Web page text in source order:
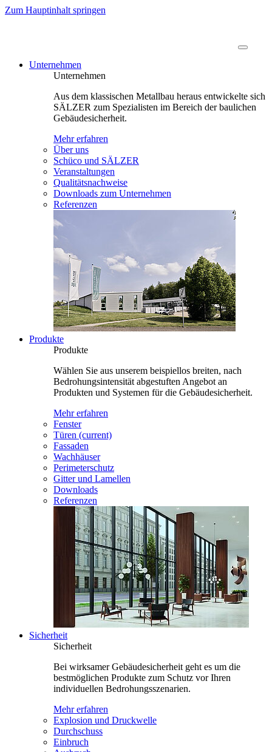
Zum Hauptinhalt springen
Unternehmen
Unternehmen
Aus dem klassischen Metallbau heraus entwickelte sich
SÄLZER zum Spezialisten im Bereich der baulichen
Gebäudesicherheit.
Mehr erfahren
Über uns
Schüco und SÄLZER
Veranstaltungen
Qualitätsnachweise
Downloads zum Unternehmen
Referenzen
Produkte
Produkte
Wählen Sie aus unserem beispiellos breiten, nach
Bedrohungsintensität abgestuften Angebot an
Produkten und Systemen für die Gebäudesicherheit.
Mehr erfahren
Fenster
Türen (current)
Fassaden
Wachhäuser
Perimeterschutz
Gitter und Lamellen
Downloads
Referenzen
Sicherheit
Sicherheit
Bei wirksamer Gebäudesicherheit geht es um die
bestmöglichen Produkte zum Schutz vor Ihren
individuellen Bedrohungsszenarien.
Mehr erfahren
Explosion und Druckwelle
Durchschuss
Einbruch